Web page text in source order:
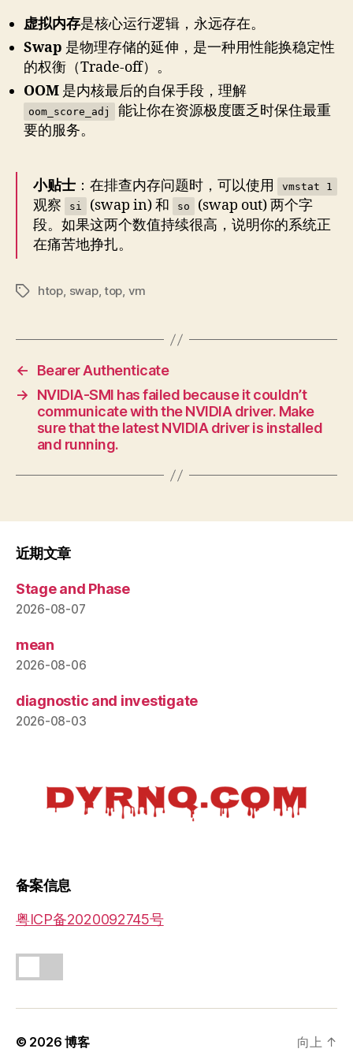
虚拟内存是核心运行逻辑，永远存在。
Swap 是物理存储的延伸，是一种用性能换稳定性
的权衡（Trade-off）。
OOM 是内核最后的自保手段，理解
oom_score_adj
能让你在资源极度匮乏时保住最重
要的服务。
小贴士 ：在排查内存问题时，可以使用 vmstat 1
观察 si (swap in) 和 so
(swap out) 两个字
段。如果这两个数值持续很高，说明你的系统正
在痛苦地挣扎。
标
htop, swap, top, vm
←
Bearer Authenticate
→
NVIDIA-SMI has failed because it couldn’t
communicate with the NVIDIA driver. Make
sure that the latest NVIDIA driver is installed
and running.
近期文章
Stage and Phase
2026-08-07
mean
2026-08-06
diagnostic and investigate
2026-08-03
备案信息
粤ICP备2020092745号
© 2026博客 向上 ↑